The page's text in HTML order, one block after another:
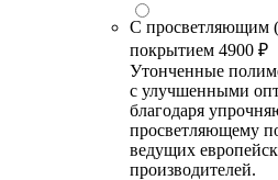
С просветляющим
покрытием 4900 ₽
Утонченные
с улучшенными
благодаря
просветляющему
ведущих
производителей.